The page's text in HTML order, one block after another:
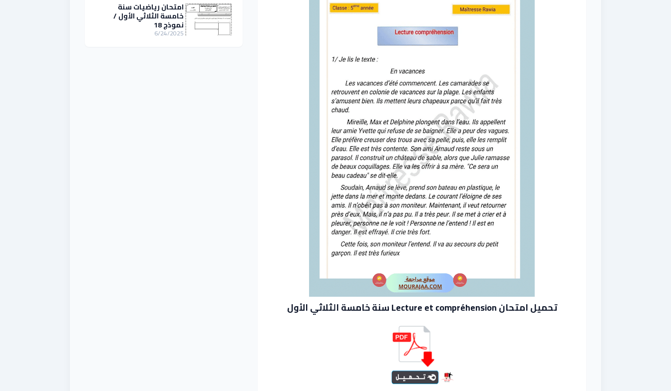
تحميل امتحان Lecture et compréhension سنة خامسة الثلاثي الأول
امتحان رياضيات سنة
خامسة الثلاثي الأول /
نموذج 18
6/24/2025